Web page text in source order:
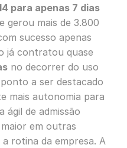
para apenas 7 dias
gerou mais de 3.800
sucesso apenas
já contratou quase
no decorrer do uso
a ser destacado
mais autonomia para
ágil de admissão
em outras
rotina da empresa. A